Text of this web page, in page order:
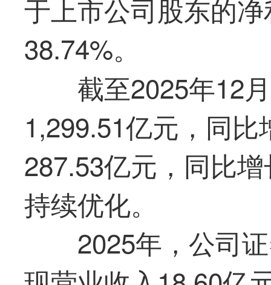
于上市公司股东的
38.74%。
截至2025年12
1,299.51亿元，同
287.53亿元，同比
持续优化。
2025年，公司